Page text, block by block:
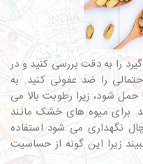
را به دقت بررسی کنید و در
را ضد عفونی کنید. به
شود، زیرا رطوبت بالا می
برای میوه های خشک مانند
نگهداری می شود استفاده
زیرا این گونه از حساسیت